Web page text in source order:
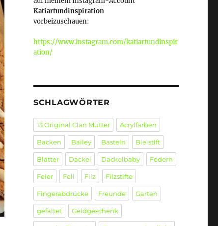
Katiartundinspiration
vorbeizuschauen:
https://www.instagram.com/katiartundinspir
ation/
SCHLAGWÖRTER
13 Original Clan Mütter Acrylfarben
Backen Bailey Basteln Bleistift
Blätter Dackel Dackelbaby Federn
Feier Fell Filz Filzstifte
Fingerabdrücke Freunde Garten
gefaltet Geldgeschenk